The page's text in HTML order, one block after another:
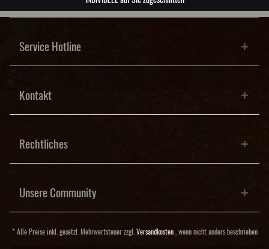
Service Hotline
Kontakt
Rechtliches
Unsere Community
* Alle Preise inkl. gesetzl. Mehrwertsteuer zzgl. Versandkosten, wenn nicht anders beschrieben